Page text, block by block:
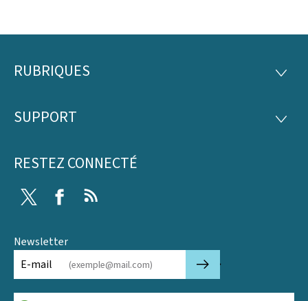
Pied
page
RUBRIQUES
SUPPORT
RESTEZ CONNECTÉ
Twitter Facebook
Newsletter
E-mail
🡒